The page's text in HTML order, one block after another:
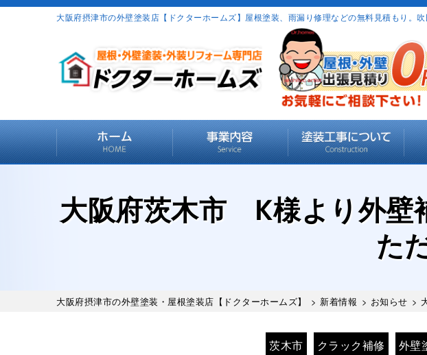
大阪府摂津市の外壁塗装店【ドクターホームズ】屋根塗装、雨漏り修理などの無料見積もり。
大阪府茨木市 K様より外壁
た
大阪府摂津市の外壁塗装・屋根塗装店【ドクターホームズ】 > 新着情報 > お知らせ >
茨木市 クラック補修 外壁